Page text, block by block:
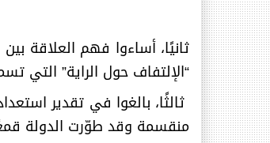
ثانيًا، أساءوا فهم العلاقة
“الإلتفاف حول الراية” التي
ثالثًا، بالغوا في تقدير
منقسمة وقد طوّرت الدولة قمعًا